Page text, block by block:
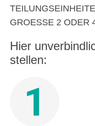
GROESSE 2 ODER
Hier
stellen:
1